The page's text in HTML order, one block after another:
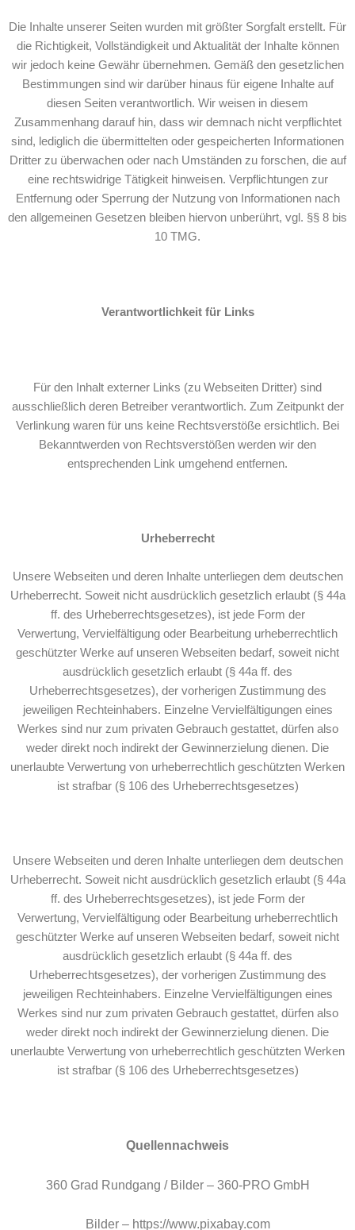
Die Inhalte unserer Seiten wurden mit größter Sorgfalt erstellt. Für
die Richtigkeit, Vollständigkeit und Aktualität der Inhalte können
wir jedoch keine Gewähr übernehmen. Gemäß den gesetzlichen
Bestimmungen sind wir darüber hinaus für eigene Inhalte auf
diesen Seiten verantwortlich. Wir weisen in diesem
Zusammenhang darauf hin, dass wir demnach nicht verpflichtet
sind, lediglich die übermittelten oder gespeicherten Informationen
Dritter zu überwachen oder nach Umständen zu forschen, die auf
eine rechtswidrige Tätigkeit hinweisen. Verpflichtungen zur
Entfernung oder Sperrung der Nutzung von Informationen nach
den allgemeinen Gesetzen bleiben hiervon unberührt, vgl. §§ 8 bis
10 TMG.
Verantwortlichkeitfür Links
Für den Inhalt externer Links (zu Webseiten Dritter) sind
ausschließlich deren Betreiber verantwortlich. Zum Zeitpunkt der
Verlinkung waren für uns keine Rechtsverstöße ersichtlich. Bei
Bekanntwerden von Rechtsverstößen werden wir den
entsprechenden Link umgehend entfernen.
Urheberrecht
Unsere Webseiten und deren Inhalte unterliegen dem deutschen
Urheberrecht. Soweit nicht ausdrücklich gesetzlich erlaubt (§ 44a
ff. des Urheberrechtsgesetzes), ist jede Form der
Verwertung, Vervielfältigung oder Bearbeitung urheberrechtlich
geschützter Werke auf unseren Webseiten bedarf, soweit nicht
ausdrücklich gesetzlich erlaubt (§ 44a ff. des
Urheberrechtsgesetzes), der vorherigen Zustimmung des
jeweiligen Rechteinhabers. Einzelne Vervielfältigungen eines
Werkes sind nur zum privaten Gebrauch gestattet, dürfen also
weder direkt noch indirekt der Gewinnerzielung dienen. Die
unerlaubte Verwertung von urheberrechtlich geschützten Werken
ist strafbar (§ 106 des Urheberrechtsgesetzes)
Unsere Webseiten und deren Inhalte unterliegen dem deutschen
Urheberrecht. Soweit nicht ausdrücklich gesetzlich erlaubt (§ 44a
ff. des Urheberrechtsgesetzes), ist jede Form der
Verwertung, Vervielfältigung oder Bearbeitung urheberrechtlich
geschützter Werke auf unseren Webseiten bedarf, soweit nicht
ausdrücklich gesetzlich erlaubt (§ 44a ff. des
Urheberrechtsgesetzes), der vorherigen Zustimmung des
jeweiligen Rechteinhabers. Einzelne Vervielfältigungen eines
Werkes sind nur zum privaten Gebrauch gestattet, dürfen also
weder direkt noch indirekt der Gewinnerzielung dienen. Die
unerlaubte Verwertung von urheberrechtlich geschützten Werken
ist strafbar (§ 106 des Urheberrechtsgesetzes)
Quellennachweis
360 Grad Rundgang / Bilder – 360-PRO GmbH
Bilder – https://www.pixabay.com